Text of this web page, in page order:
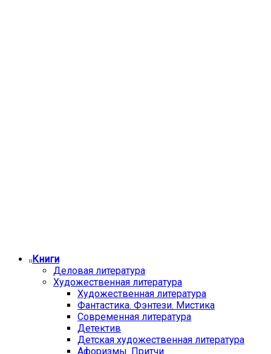
Книги
Деловая литература
Художественная литература
Художественная литература
Фантастика. Фэнтези. Мистика
Современная литература
Детектив
Детская художественная литература
Афоризмы. Притчи